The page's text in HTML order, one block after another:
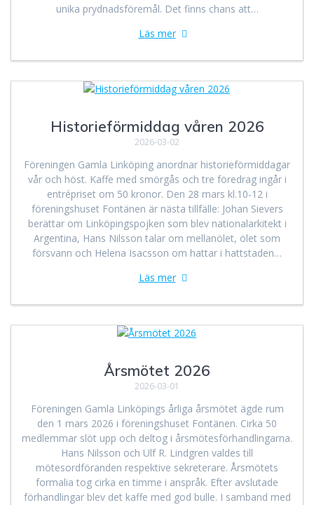
unika prydnadsföremål. Det finns chans att…
Läs mer
Historieförmiddag våren 2026
2026-03-02
Föreningen Gamla Linköping anordnar historieförmiddagar
vår och höst. Kaffe med smörgås och tre föredrag ingår i
entrépriset om 50 kronor. Den 28 mars kl.10-12 i
föreningshuset Fontänen är nästa tillfälle: Johan Sievers
berättar om Linköpingspojken som blev nationalarkitekt i
Argentina, Hans Nilsson talar om mellanölet, ölet som
försvann och Helena Isacsson om hattar i hattstaden…
Läs mer
Årsmötet 2026
2026-03-01
Föreningen Gamla Linköpings årliga årsmötet ägde rum
den 1 mars 2026 i föreningshuset Fontänen. Cirka 50
medlemmar slöt upp och deltog i årsmötesförhandlingarna.
Hans Nilsson och Ulf R. Lindgren valdes till
mötesordföranden respektive sekreterare. Årsmötets
formalia tog cirka en timme i anspråk. Efter avslutade
förhandlingar blev det kaffe med god bulle. I samband med